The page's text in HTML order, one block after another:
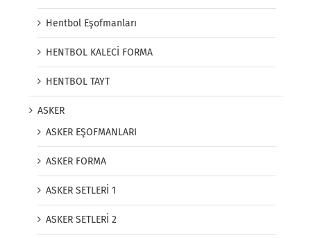
Hentbol Eşofmanları
HENTBOL KALECİ FORMA
HENTBOL TAYT
ASKER
ASKER EŞOFMANLARI
ASKER FORMA
ASKER SETLERİ 1
ASKER SETLERİ 2